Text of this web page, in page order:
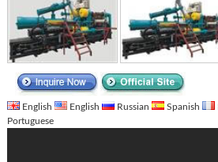
English English Russian Spanish
Portuguese